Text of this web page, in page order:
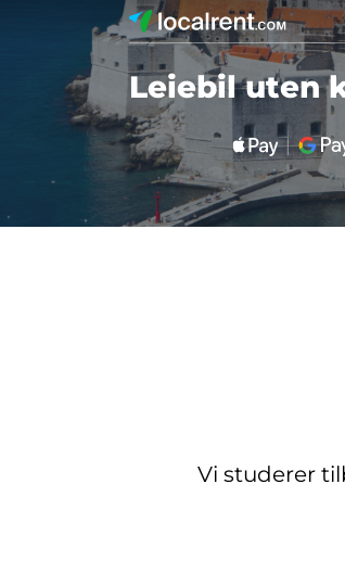
Leiebil uten
Vi studerer